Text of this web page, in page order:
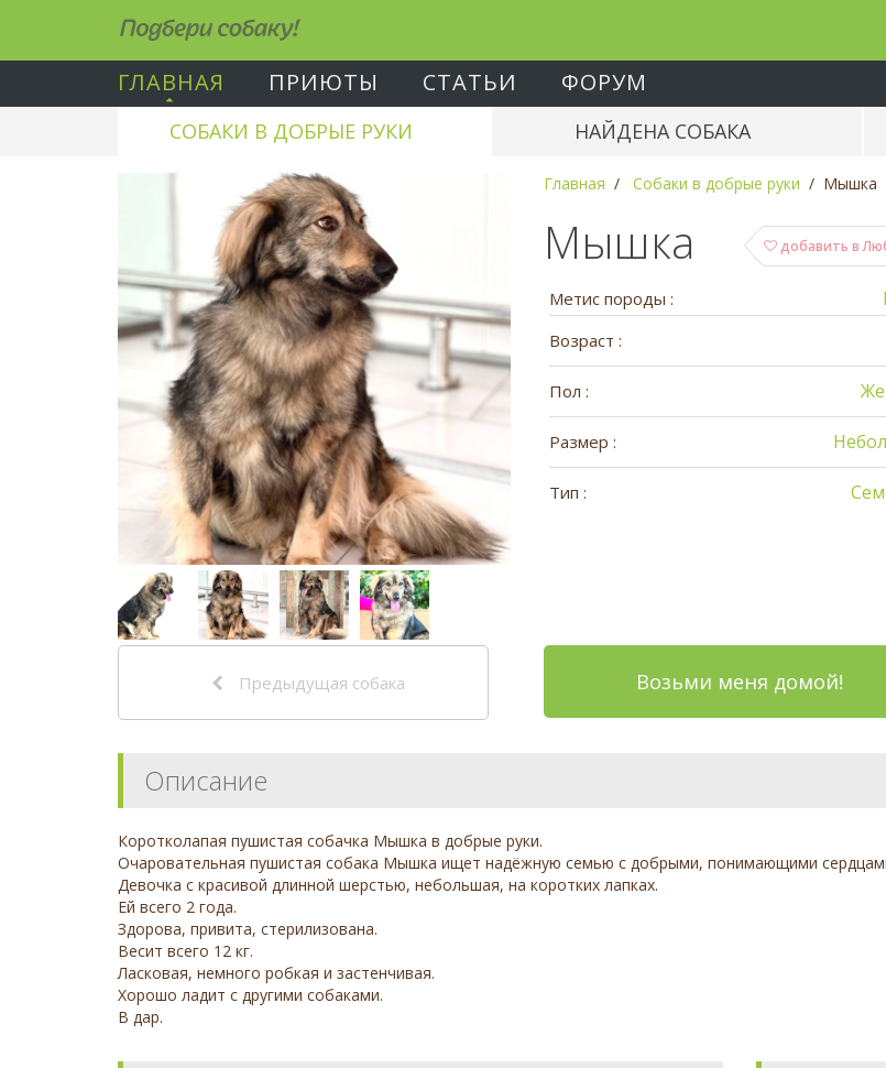
Подбери собаку!
ГЛАВНАЯ ПРИЮТЫ СТАТЬИ ФОРУМ
СОБАКИ В ДОБРЫЕ РУКИ НАЙДЕНА СОБАКА
Главная Собаки в добрые руки Мышка
добавить в
Мышка
Метис породы :
Возраст :
Пол :
Размер :
Тип :
Предыдущая собака Возьми меня домой!
Описание
Коротколапая пушистая собачка Мышка в добрые руки.
Очаровательная пушистая собака Мышка ищет надёжную семью с добрыми, понимающими
Девочка с красивой длинной шерстью, небольшая, на коротких лапках.
Ей всего 2 года.
Здорова, привита, стерилизована.
Весит всего 12 кг.
Ласковая, немного робкая и застенчивая.
Хорошо ладит с другими собаками.
В дар.